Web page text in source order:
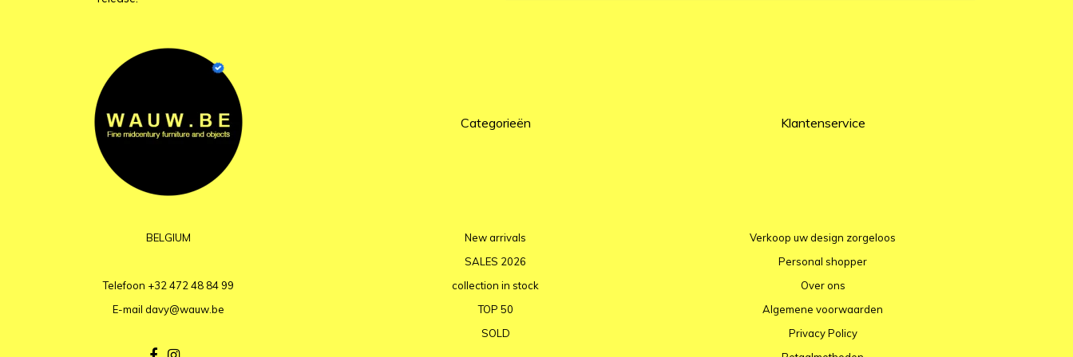
BELGIUM
Telefoon +32 472 48 84 99
E-mail davy@wauw.be
Categorieën
New arrivals
SALES 2026
collection in stock
TOP 50
SOLD
Klantenservice
Verkoop uw design zorgeloos
Personal shopper
Over ons
Algemene voorwaarden
Privacy Policy